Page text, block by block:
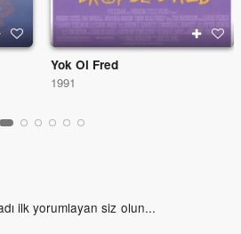
Yok Ol Fred
1991
ilk yorumlayan siz olun...